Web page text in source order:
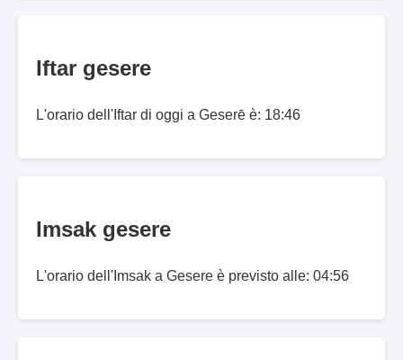
Iftar gesere
L'orario dell'Iftar di oggi a Geserē è: 18:46
Imsak gesere
L'orario dell'Imsak a Gesere è previsto alle: 04:56